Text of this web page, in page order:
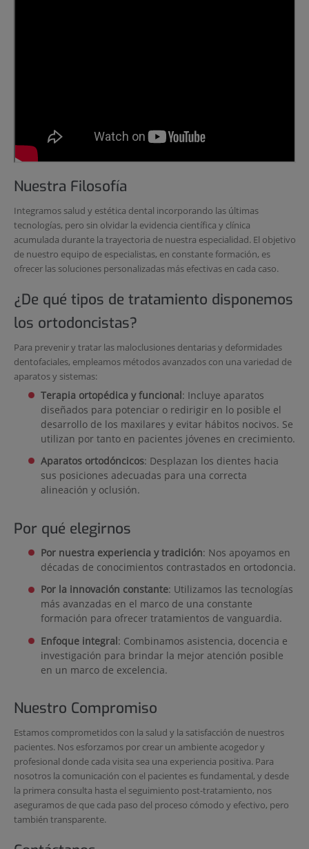
Nuestra Filosofía
Integramos salud y estética dental incorporando las últimas
tecnologías, pero sin olvidar la evidencia científica y clínica
acumulada durante la trayectoria de nuestra especialidad. El objetivo
de nuestro equipo de especialistas, en constante formación, es
ofrecer las soluciones personalizadas más efectivas en cada caso.
¿De qué tipos de tratamiento disponemos
los ortodoncistas?
Para prevenir y tratar las maloclusiones dentarias y deformidades
dentofaciales, empleamos métodos avanzados con una variedad de
aparatos y sistemas:
Terapia ortopédica y funcional: Incluye aparatos
diseñados para potenciar o redirigir en lo posible el
desarrollo de los maxilares y evitar hábitos nocivos. Se
utilizan por tanto en pacientes jóvenes en crecimiento.
Aparatos ortodóncicos: Desplazan los dientes hacia
sus posiciones adecuadas para una correcta
alineación y oclusión.
Por qué elegirnos
Por nuestra experiencia y tradición: Nos apoyamos en
décadas de conocimientos contrastados en ortodoncia.
Por la innovación constante: Utilizamos las tecnologías
más avanzadas en el marco de una constante
formación para ofrecer tratamientos de vanguardia.
Enfoque integral: Combinamos asistencia, docencia e
investigación para brindar la mejor atención posible
en un marco de excelencia.
Nuestro Compromiso
Estamos comprometidos con la salud y la satisfacción de nuestros
pacientes. Nos esforzamos por crear un ambiente acogedor y
profesional donde cada visita sea una experiencia positiva. Para
nosotros la comunicación con el pacientes es fundamental, y desde
la primera consulta hasta el seguimiento post-tratamiento, nos
aseguramos de que cada paso del proceso cómodo y efectivo, pero
también transparente.